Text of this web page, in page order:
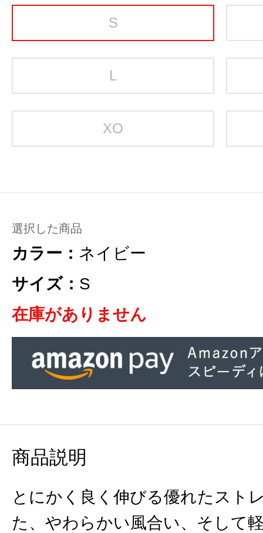
S
L
XO
選択した商品
カラー： ネイビー
サイズ： S
在庫がありません
商品説明
とにかく良く伸びる優れたスト
た、やわらかい風合い、そして